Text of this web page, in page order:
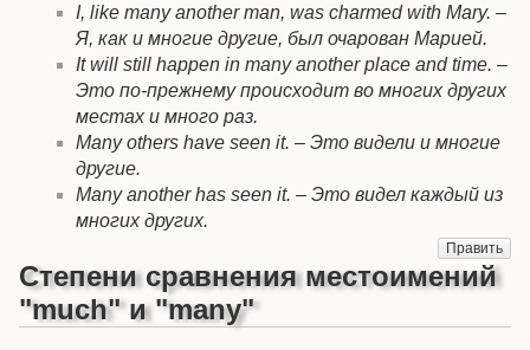
I, like many another man, was charmed with Mary. –
Я, как и многие другие, был очарован Марией.
It will still happen in many another place and time. –
Это по-прежнему происходит во многих других
местах и много раз.
Many others have seen it. – Это видели и многие
другие.
Many another has seen it. – Это видел каждый из
многих других.
Править
Степени сравнения местоимений
"much" и "many"